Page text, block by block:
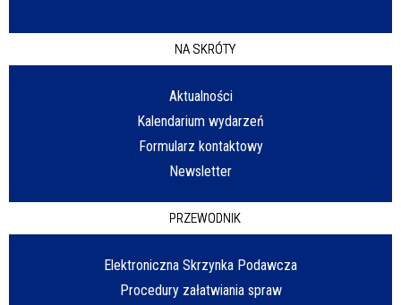
NA SKRÓTY
Aktualności
Kalendarium wydarzeń
Formularz kontaktowy
Newsletter
PRZEWODNIK
Elektroniczna Skrzynka Podawcza
Procedury załatwiania spraw